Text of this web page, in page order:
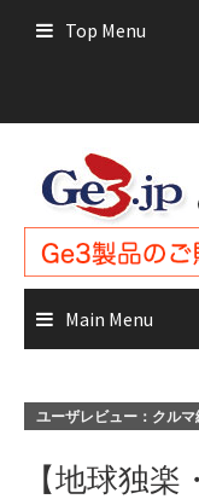
Top Menu
Main Menu
ユーザレビュー：クルマ
【地球独